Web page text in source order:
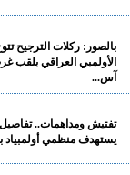
بالصور: ركلات الترجيح
الأولمبي العراقي بلقب
آس...
تفتيش ومداهمات..
يستهدف منظمي أولمبياد